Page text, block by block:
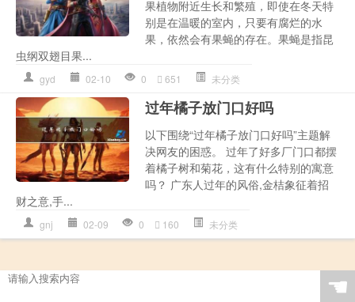
果植物附近生长和繁殖，即使在冬天特
别是在温暖的室内，只要有腐烂的水
果，依然会有果蝇的存在。果蝇是指昆
虫纲双翅目果...
gyd 02-10 0 651 未分类
过年橘子放门口好吗
以下围绕“过年橘子放门口好吗”主题解
决网友的困惑。 过年了好多厂门口都摆
着橘子树和菊花，这有什么特别的寓意
吗？ 广东人过年的风俗,金桔象征着招
财之意,手...
gnj 02-09 0 160 未分类
☚